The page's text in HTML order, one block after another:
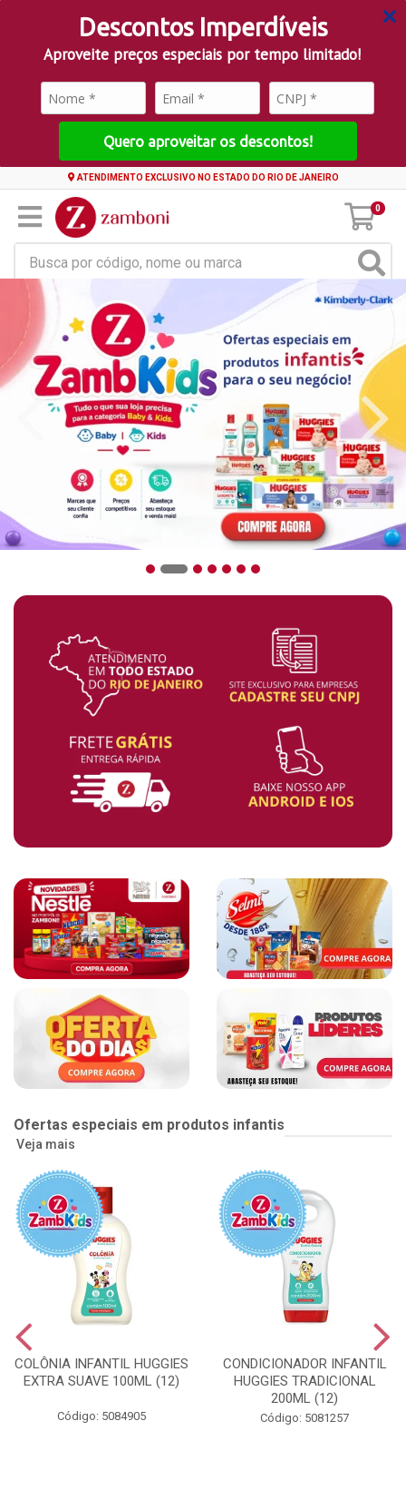
Descontos Imperdíveis
Aproveite preços especiais por tempo limitado!
Quero aproveitar os descontos!
ATENDIMENTO EXCLUSIVO NO ESTADO DO RIO DE JANEIRO
0
Ofertas especiais em produtos infantis
Veja mais
COLÔNIA INFANTIL HUGGIES
EXTRA SUAVE 100ML (12)
Código: 5084905
CONDICIONADOR INFANTIL
HUGGIES TRADICIONAL
200ML (12)
Código: 5081257